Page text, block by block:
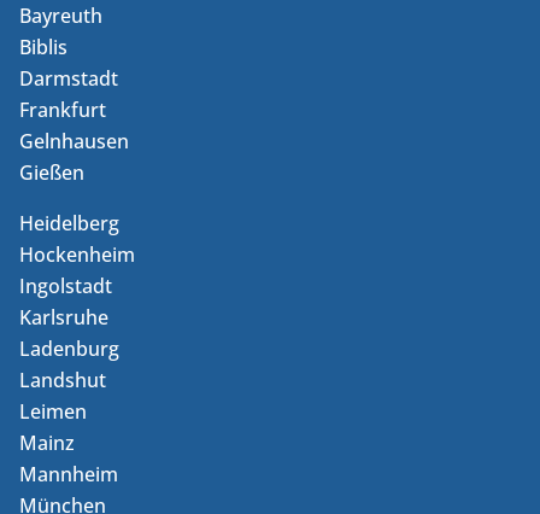
Bayreuth
Biblis
Darmstadt
Frankfurt
Gelnhausen
Gießen
Heidelberg
Hockenheim
Ingolstadt
Karlsruhe
Ladenburg
Landshut
Leimen
Mainz
Mannheim
München